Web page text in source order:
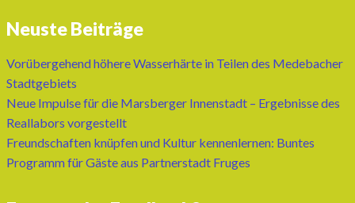
Neuste Beiträge
Vorübergehend höhere Wasserhärte in Teilen des Medebacher
Stadtgebiets
Neue Impulse für die Marsberger Innenstadt – Ergebnisse des
Reallabors vorgestellt
Freundschaften knüpfen und Kultur kennenlernen: Buntes
Programm für Gäste aus Partnerstadt Fruges